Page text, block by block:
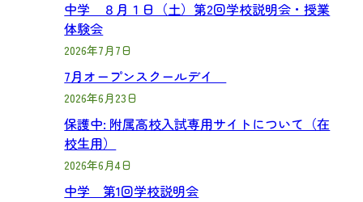
中学 ８月１日（土）第2回学校説明会・授業
体験会
2026年7月7日
7月オープンスクールデイ
2026年6月23日
保護中: 附属高校入試専用サイトについて（在
校生用）
2026年6月4日
中学 第1回学校説明会